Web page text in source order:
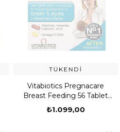
TÜKENDI
Vitabiotics Pregnacare
Breast Feeding 56 Tablet
Gıda Takviyesi
₺1.099,00